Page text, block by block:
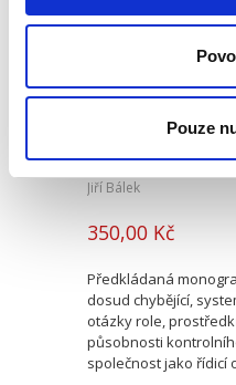
Pouze
Jiří Bálek
350,00 Kč
Předkládaná
dosud chybějící,
otázky role,
působnosti
společnost jako řídicí